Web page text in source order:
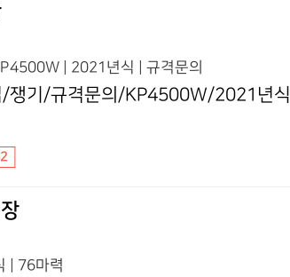
| 2021년식 | 규격문의
/쟁기/규격문의/KP4500W/2021년식
| 76마력